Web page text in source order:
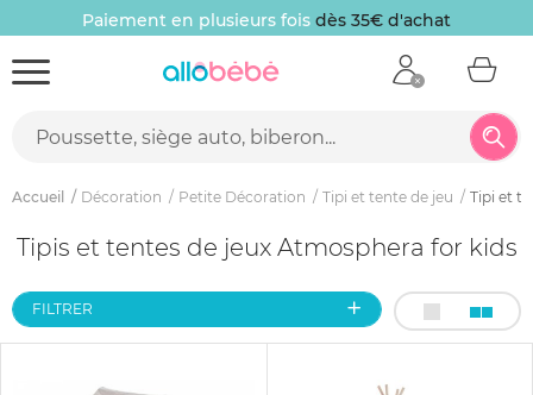
Paiement en plusieurs fois dès 35€ d'achat
Accueil Décoration Petite Décoration Tipi et tente de jeu Tipi et
Tipis et tentes de jeux Atmosphera for kids
FILTRER